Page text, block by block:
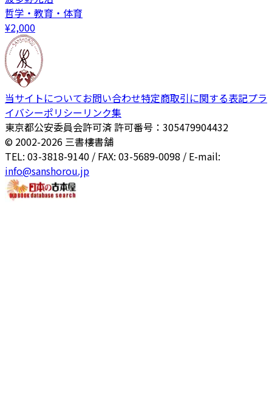
哲学・教育・体育
¥2,000
当サイトについてお問い合わせ特定商取引に関する表記プラ
イバシーポリシー リンク集
東京都公安委員会許可済 許可番号：305479904432
© 2002-2026 三書樓書舗
TEL: 03-3818-9140 / FAX: 03-5689-0098 / E-mail:
info@sanshorou.jp